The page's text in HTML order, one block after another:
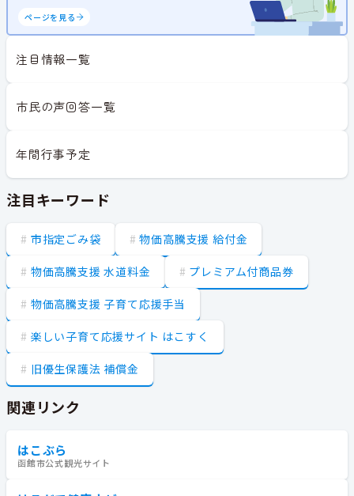
ページを見る
注目情報一覧
市民の声回答一覧
年間行事予定
注目キーワード
市指定ごみ袋 物価高騰支援 給付金
物価高騰支援 水道料金 プレミアム付商品券
物価高騰支援 子育て応援手当
楽しい子育て応援サイト はこすく
旧優生保護法 補償金
関連リンク
はこぶら
函館市公式観光サイト